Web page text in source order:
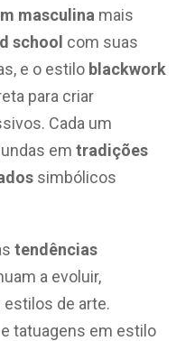
masculina mais
school com suas
e o estilo blackwork
para criar
Cada um
em tradições
simbólicos
tendências
a evoluir,
de arte.
tatuagens em estilo